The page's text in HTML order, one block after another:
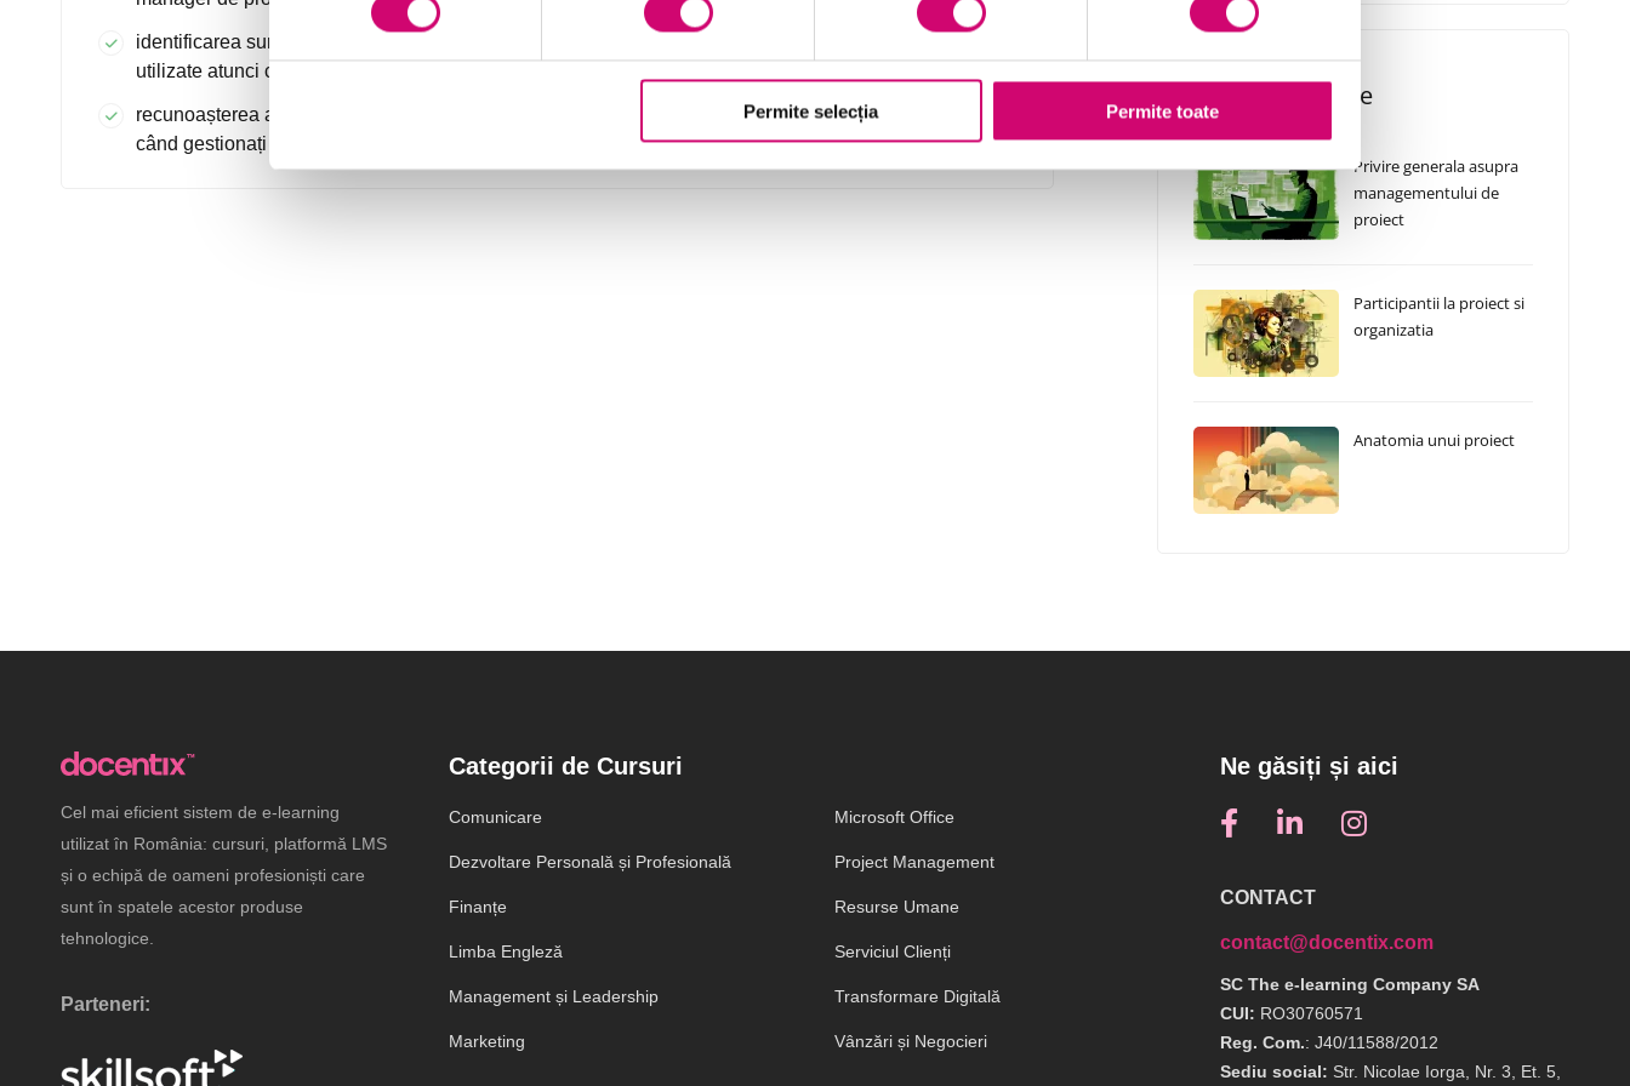
Permite selecția Permite toate
identificarea surselor de informații care pot fi
utilizate atunci când demarați un proiect
recunoașterea acțiunilor de realizat atunci
când gestionați un proiect
Cursuri Similare
Privire generala asupra
managementului de
proiect
Participantii la proiect si
organizatia
Anatomia unui proiect
Cel mai eficient sistem de e-learning
utilizat în România: cursuri, platformă LMS
și o echipă de oameni profesioniști care
sunt în spatele acestor produse
tehnologice.
Parteneri:
Categorii de Cursuri
Comunicare
Dezvoltare Personală și Profesională
Finanțe
Limba Engleză
Management și Leadership
Marketing
Microsoft Office
Project Management
Resurse Umane
Serviciul Clienți
Transformare Digitală
Vânzări și Negocieri
Ne găsiți și aici
CONTACT
contact@docentix.com
SC The e-learning Company SA
CUI: RO30760571
Reg. Com.: J40/11588/2012
Sediu social: Str. Nicolae Iorga, Nr. 3, Et. 5,